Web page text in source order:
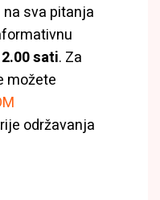
sva pitanja
sati. Za
možete
održavanja